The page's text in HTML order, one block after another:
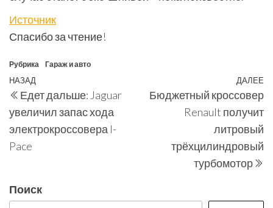
Источник
Спасибо за чтение!
Рубрика Гараж и авто
Навигация
по
записям
Предыдущая
запись
НАЗАД
Едет дальше: Jaguar
увеличил запас хода
электрокроссовера I-
Pace
ДАЛЕЕ
Бюджетный кроссовер
Renault получит
литровый
трёхцилиндровый
турбомотор
Поиск